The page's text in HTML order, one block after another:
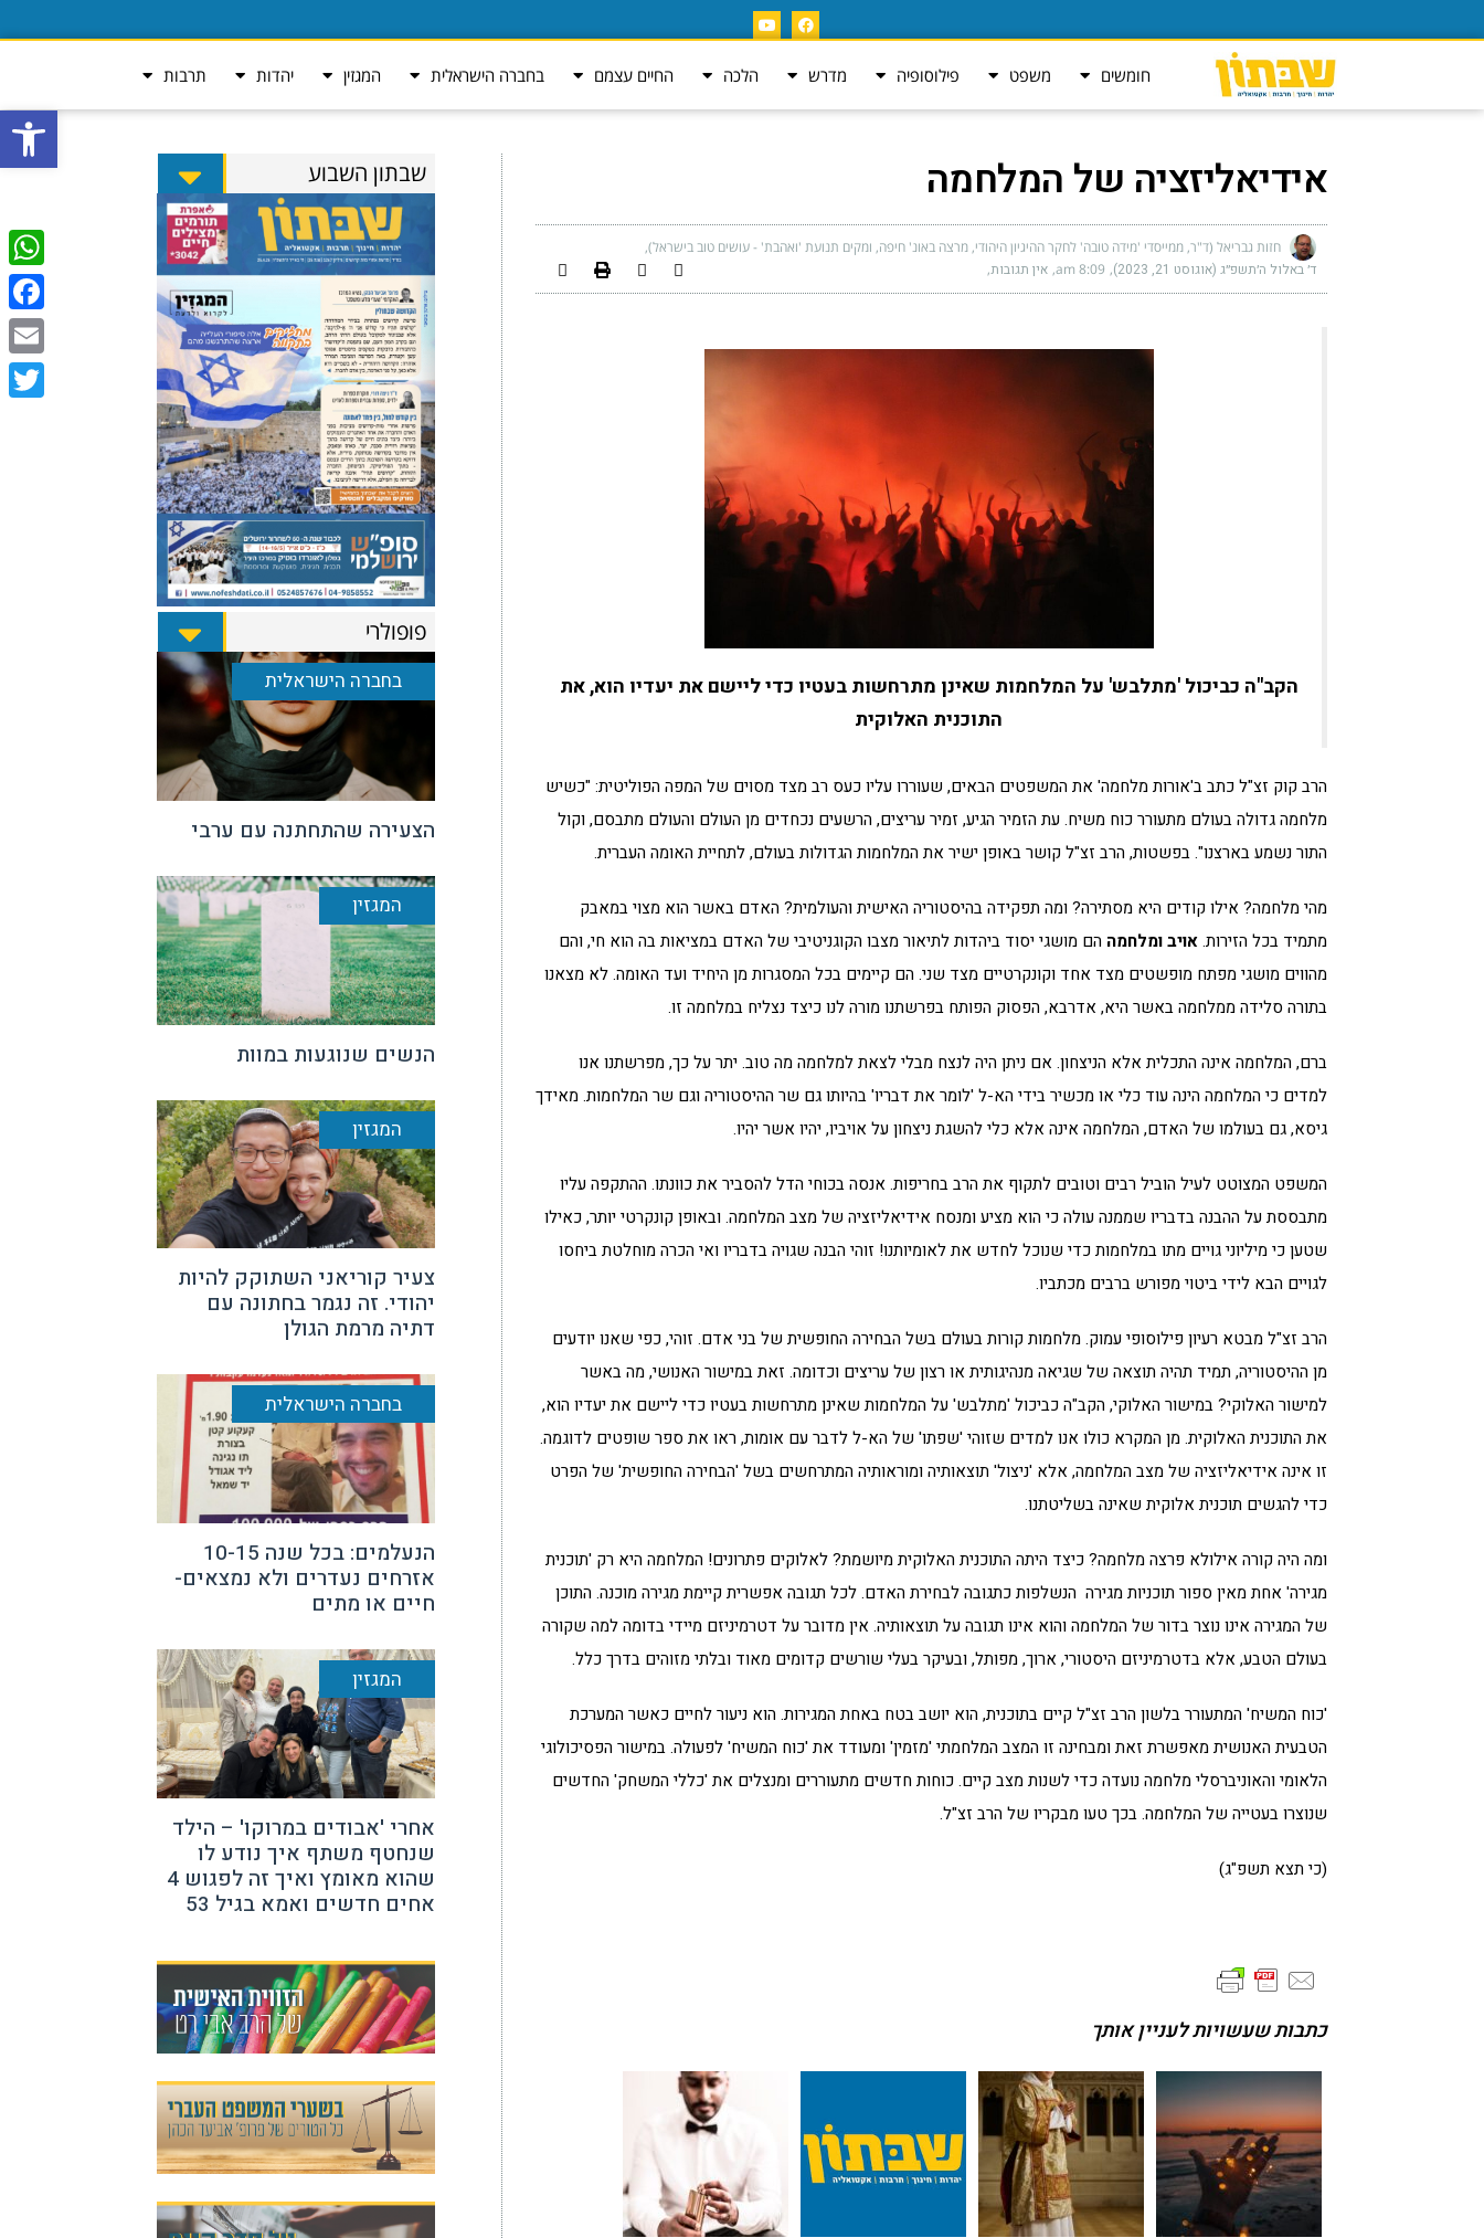
פתח
חומשים משפט פילוסופיה מדרש הלכה החיים עצמם בחברה הישראלית המגזין יהדות תרבות
אידיאליזציה של המלחמה
חזות גבריאל (ד"ר, ממייסדי 'מידה טובה' לחקר ההיגיון היהודי, מרצה באונ' חיפה, ומקים תנועת 'ואהבת' - עושים טוב בישראל)
ד׳ באלול ה׳תשפ״ג (אוגוסט 21, 2023) 8:09 am אין תגובות
הקב"ה כביכול 'מתלבש' על המלחמות שאינן מתרחשות בעטיו כדי ליישם את יעדיו הוא, את
התוכנית האלוקית
הרב קוק זצ"ל כתב ב'אורות מלחמה' את המשפטים הבאים, שעוררו עליו כעס רב מצד מסוים של המפה הפוליטית: "כשיש
מלחמה גדולה בעולם מתעורר כוח משיח. עת הזמיר הגיע, זמיר עריצים, הרשעים נכחדים מן העולם והעולם מתבסם, וקול
התור נשמע בארצנו". בפשטות, הרב זצ"ל קושר באופן ישיר את המלחמות הגדולות בעולם, לתחיית האומה העברית.
מהי מלחמה? אילו קודים היא מסתירה? ומה תפקידה בהיסטוריה האישית והעולמית? האדם באשר הוא מצוי במאבק
מתמיד בכל הזירות.אויב ומלחמה הם מושגי יסוד ביהדות לתיאור מצבו הקוגניטיבי של האדם במציאות בה הוא חי, והם
מהווים מושגי מפתח מופשטים מצד אחד וקונקרטיים מצד שני. הם קיימים בכל המסגרות מן היחיד ועד האומה. לא מצאנו
בתורה סלידה ממלחמה באשר היא, אדרבא, הפסוק הפותח בפרשתנו מורה לנו כיצד נצליח במלחמה זו.
ברם, המלחמה אינה התכלית אלא הניצחון. אם ניתן היה לנצח מבלי לצאת למלחמה מה טוב. יתר על כך, מפרשתנו אנו
למדים כי המלחמה הינה עוד כלי או מכשיר בידי הא-ל 'לומר את דבריו' בהיותו גם שר ההיסטוריה וגם שר המלחמות. מאידך
גיסא, גם בעולמו של האדם, המלחמה אינה אלא כלי להשגת ניצחון על אויביו, יהיו אשר יהיו.
המשפט המצוטט לעיל הוביל רבים וטובים לתקוף את הרב בחריפות. אנסה בכוחי הדל להסביר את כוונתו. ההתקפה עליו
מתבססת על ההבנה בדבריו שממנה עולה כי הוא מציע ומנסח אידיאליזציה של מצב המלחמה. ובאופן קונקרטי יותר, כאילו
שטען כי מיליוני גויים מתו במלחמות כדי שנוכל לחדש את לאומיותנו! זוהי הבנה שגויה בדבריו ואי הכרה מוחלטת ביחסו
לגויים הבא לידי ביטוי מפורש ברבים מכתביו.
הרב זצ"ל מבטא רעיון פילוסופי עמוק. מלחמות קורות בעולם בשל הבחירה החופשית של בני אדם. זוהי, כפי שאנו יודעים
מן ההיסטוריה, תמיד תהיה תוצאה של שגיאה מנהיגותית או רצון של עריצים וכדומה. זאת במישור האנושי, מה באשר
למישור האלוקי? במישור האלוקי, הקב"ה כביכול 'מתלבש' על המלחמות שאינן מתרחשות בעטיו כדי ליישם את יעדיו הוא,
את התוכנית האלוקית. מן המקרא כולו אנו למדים שזוהי 'שפתו' של הא-ל לדבר עם אומות, ראו את ספר שופטים לדוגמה.
זו אינה אידיאליזציה של מצב המלחמה, אלא 'ניצול' תוצאותיה ומוראותיה המתרחשים בשל 'הבחירה החופשית' של הפרט
כדי להגשים תוכנית אלוקית שאינה בשליטתנו.
ומה היה קורה אילולא פרצה מלחמה? כיצד היתה התוכנית האלוקית מיושמת? לאלוקים פתרונים! המלחמה היא רק 'תוכנית
מגירה' אחת מאין ספור תוכניות מגירה הנשלפות כתגובה לבחירת האדם. לכל תגובה אפשרית קיימת מגירה מוכנה. התוכן
של המגירה אינו נוצר בדור של המלחמה והוא אינו תגובה על תוצאותיה. אין מדובר על דטרמיניזם מיידי בדומה למה שקורה
בעולם הטבע, אלא בדטרמיניזם היסטורי, ארוך, מפותל, ובעיקר בעלי שורשים קדומים מאוד ובלתי מזוהים בדרך כלל.
'כוח המשיח' המתעורר בלשון הרב זצ"ל קיים בתוכנית, הוא יושב בטח באחת המגירות. הוא ניעור לחיים כאשר המערכת
הטבעית האנושית מאפשרת זאת ומבחינה זו המצב המלחמתי 'מזמין' ומעודד את 'כוח המשיח' לפעולה. במישור הפסיכולוגי
הלאומי והאוניברסלי מלחמה נועדה כדי לשנות מצב קיים. כוחות חדשים מתעוררים ומנצלים את 'כללי המשחק' החדשים
שנוצרו בעטייה של המלחמה. בכך טעו מבקריו של הרב זצ"ל.
(כי תצא תשפ"ג)
כתבות שעשויות לעניין אותך
שבתון השבוע
פופולרי
בחברה הישראלית
הצעירה שהתחתנה עם ערבי
המגזין
הנשים שנוגעות במוות
המגזין
צעיר קוריאני השתוקק להיות
יהודי. זה נגמר בחתונה עם
דתיה מרמת הגולן
בחברה הישראלית
הנעלמים: בכל שנה 10-15
אזרחים נעדרים ולא נמצאים-
חיים או מתים
המגזין
אחרי 'אבודים במרוקו' – הילד
שנחטף משתף איך נודע לו
שהוא מאומץ ואיך זה לפגוש 4
אחים חדשים ואמא בגיל 53
Email